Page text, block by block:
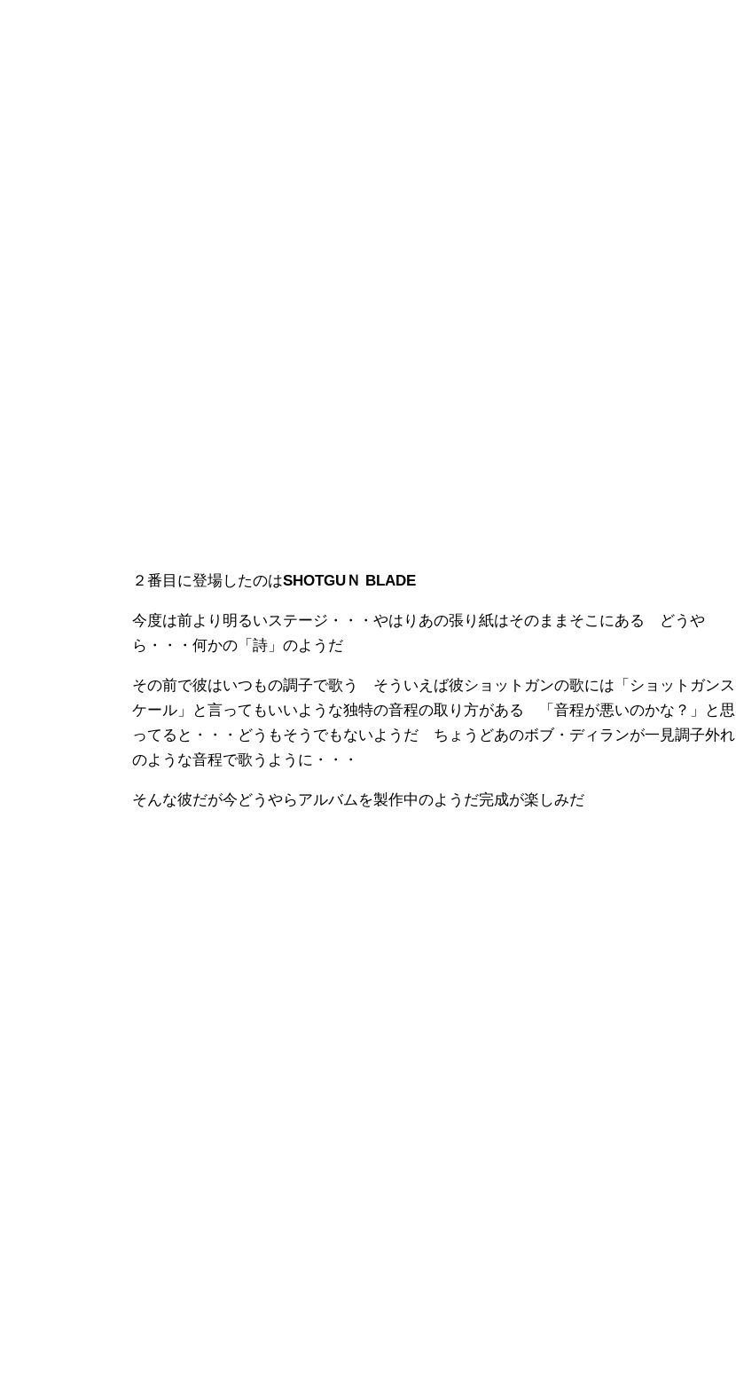
２番目に登場したのはSHOTGUＮ BLADE
今度は前より明るいステージ・・・やはりあの張り紙はそのままそこにある どうや
ら・・・何かの「詩」のようだ
その前で彼はいつもの調子で歌う そういえば彼ショットガンの歌には「ショットガンス
ケール」と言ってもいいような独特の音程の取り方がある 「音程が悪いのかな？」と思
ってると・・・どうもそうでもないようだ ちょうどあのボブ・ディランが一見調子外れ
のような音程で歌うように・・・
そんな彼だが今どうやらアルバムを製作中のようだ完成が楽しみだ